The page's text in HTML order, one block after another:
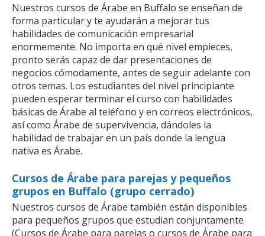
Nuestros cursos de Árabe en Buffalo se enseñan de
forma particular y te ayudarán a mejorar tus
habilidades de comunicación empresarial
enormemente. No importa en qué nivel empieces,
pronto serás capaz de dar presentaciones de
negocios cómodamente, antes de seguir adelante con
otros temas. Los estudiantes del nivel principiante
pueden esperar terminar el curso con habilidades
básicas de Árabe al teléfono y en correos electrónicos,
así como Árabe de supervivencia, dándoles la
habilidad de trabajar en un país donde la lengua
nativa es Árabe.
Cursos de Árabe para parejas y pequeños
grupos en Buffalo (grupo cerrado)
Nuestros cursos de Árabe también están disponibles
para pequeños grupos que estudian conjuntamente
(Cursos de Árabe para parejas o cursos de Árabe para